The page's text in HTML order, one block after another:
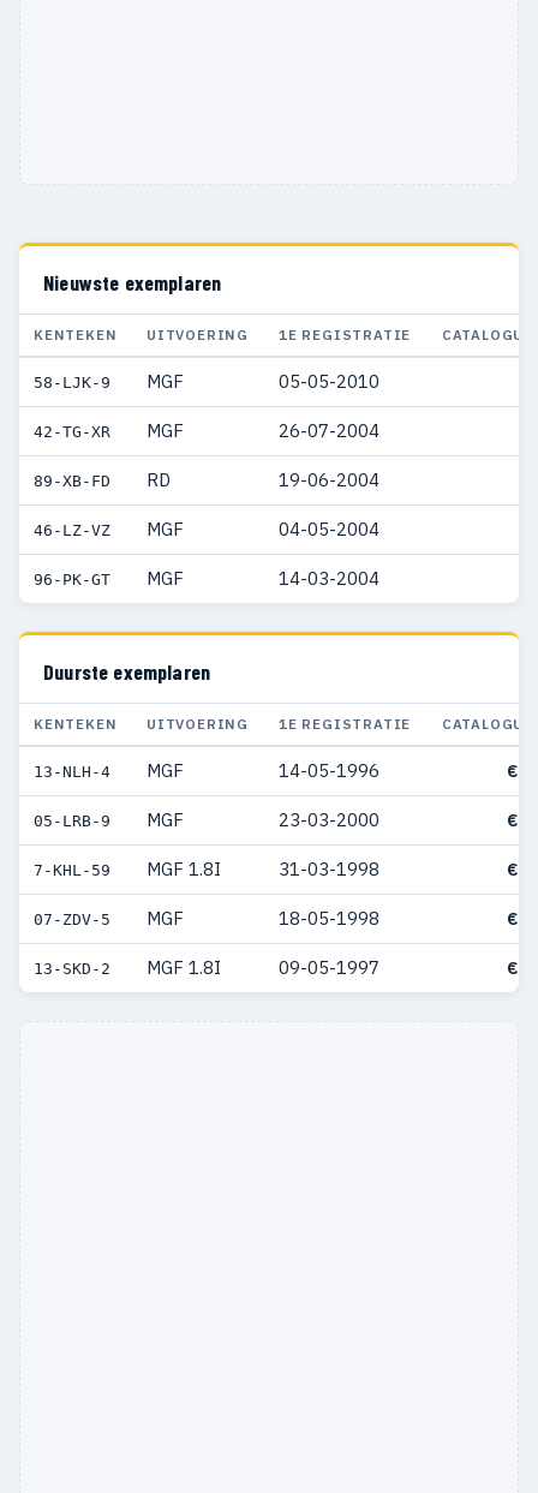
Nieuwste exemplaren
KENTEKEN UITVOERING 1E REGISTRATIE
58-LJK-9 MGF 05-05-2010
42-TG-XR MGF 26-07-2004
89-XB-FD RD 19-06-2004
46-LZ-VZ MGF 04-05-2004
96-PK-GT MGF 14-03-2004
Duurste exemplaren
KENTEKEN UITVOERING 1E REGISTRATIE
13-NLH-4 MGF 14-05-1996 €
05-LRB-9 MGF 23-03-2000 €
7-KHL-59 MGF 1.8I 31-03-1998 €
07-ZDV-5 MGF 18-05-1998 €
13-SKD-2 MGF 1.8I 09-05-1997 €